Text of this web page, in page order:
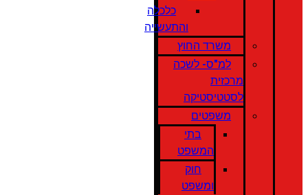
כלכלה
והתעשייה
משרד החוץ
למ"ס- לשכה
מרכזית
לסטטיסטיקה
משפטים
בתי
המשפט
חוק
ומשפט